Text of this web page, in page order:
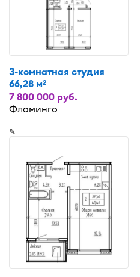
3-комнатная студия
66,28 м2
7 800 000 руб.
Фламинго
✎